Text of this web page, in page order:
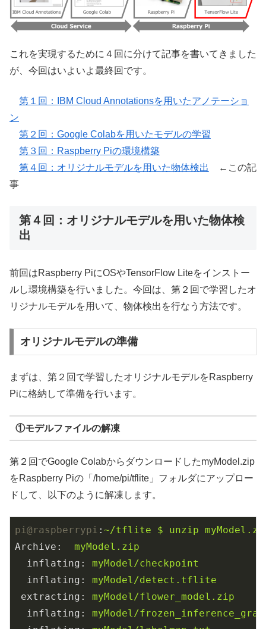
これを実現するために４回に分けて記事を書いてきました
が、今回はいよいよ最終回です。
第１回：IBM Cloud Annotationsを用いたアノテーショ
ン
第２回：Google Colabを用いたモデルの学習
第３回：Raspberry Piの環境構築
第４回：オリジナルモデルを用いた物体検出
←この記
事
第４回：オリジナルモデルを用いた物体検
出
前回はRaspberry PiにOSやTensorFlow Liteをインストー
ルし環境構築を行いました。今回は、第２回で学習したオ
リジナルモデルを用いて、物体検出を行なう方法です。
オリジナルモデルの準備
まずは、第２回で学習したオリジナルモデルをRaspberry
Piに格納して準備を行います。
①モデルファイルの解凍
第２回でGoogle ColabからダウンロードしたmyModel.zip
をRaspberry Piの「/home/pi/tflite」フォルダにアップロー
ドして、以下のように解凍します。
pi@raspberrypi : ~/tflite $ unzip
Archive : myModel.zip
inflating : myModel/checkpoint
inflating : myModel/detect.tflite
extracting : myModel/flower_model.zip
inflating : myModel/